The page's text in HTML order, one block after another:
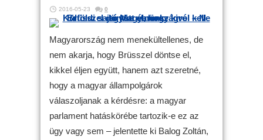
2016-05-23 0
Magyarország nem menekültellenes, de
nem akarja, hogy Brüsszel döntse el,
kikkel éljen együtt, hanem azt szeretné,
hogy a magyar állampolgárok
válaszoljanak a kérdésre: a magyar
parlament hatáskörébe tartozik-e ez az
ügy vagy sem – jelentette ki Balog Zoltán,